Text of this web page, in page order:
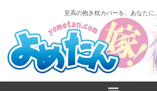
至高の抱き枕カバーを、あなたに。